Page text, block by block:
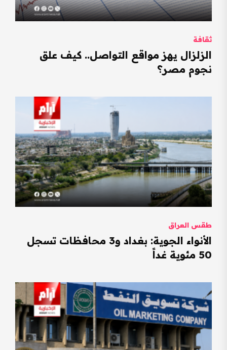
ثقافة
الزلزال يهز مواقع التواصل.. كيف علق
نجوم مصر؟
طقس العراق
الأنواء الجوية: بغداد و3 محافظات تسجل
50 مئوية غداً